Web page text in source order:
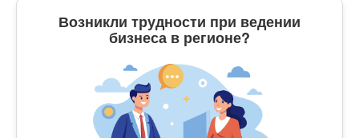
Возникли трудности при ведении
бизнеса в регионе?